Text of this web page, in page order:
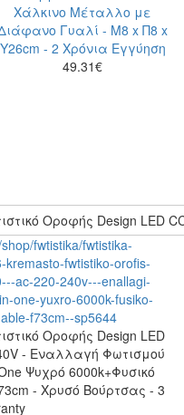
49.31€
Οροφής Design LED